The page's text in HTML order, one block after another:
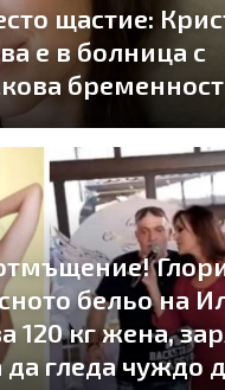
щастие:
е в болница с
бременност
бельо на
120 кг жена,
гледа чуждо